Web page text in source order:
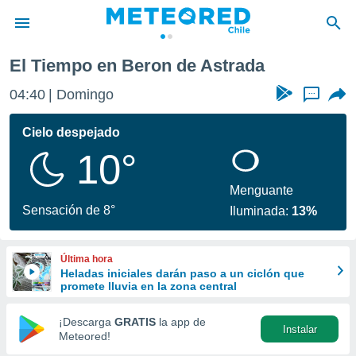
de
por
se
calidad.
a este
las
y
forma
digital
basada
El Tiempo en Beron de Astrada
04:40 Domingo ...
Cielo despejado
10°
Sensación de 8°
Menguante
Iluminada: 13%
Última hora
Heladas iniciales darán paso a un ciclón que
promete lluvia en la zona central
¡Descarga GRATIS la app de
Meteored!
Instalar